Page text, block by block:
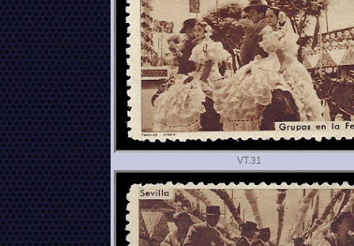
VT.